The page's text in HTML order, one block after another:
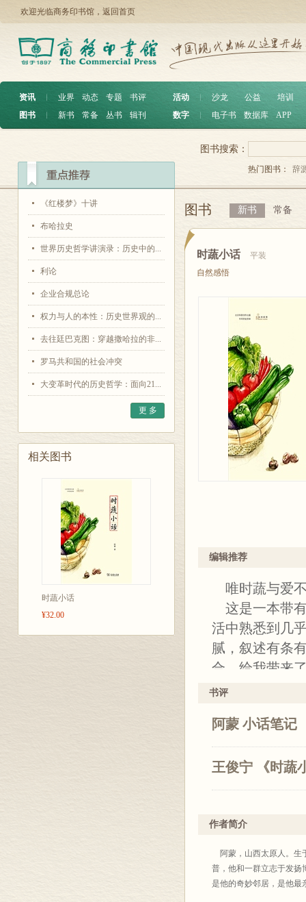
欢迎光临商务印书馆， 返回首页
资讯 ︱ 业界 动态 专题
书评
图书
︱ 新书 常备 丛书 辑刊
活动 沙龙 公益
培训
数字
电子书 数据库 APP
《红楼梦》十讲
布哈拉史
世界历史哲学讲演录：历史中的...
利论
企业合规总论
权力与人的本性：历史世界观的...
去往廷巴克图：穿越撒哈拉的非...
罗马共和国的社会冲突
大变革时代的历史哲学：面向21...
更 多
相关图书
时蔬小话
¥32.00
图书搜索：
热门图书： 辞
图书 新书 常备
时蔬小话
平装
自然感悟
编辑推荐
唯时蔬与爱
这是一本带
活中熟悉到几
腻，叙述有条
合，给我带来
书评
阿蒙 小话笔记
王俊宁 《时蔬
作者简介
阿蒙，山西太原人。生
普，他和一群立志于发扬
是他的奇妙邻居，是他最